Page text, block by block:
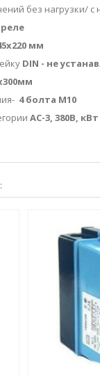
без нагрузки/ с
реле
мм
DIN - не
4 болта М10
АС-3, 380В, кВт